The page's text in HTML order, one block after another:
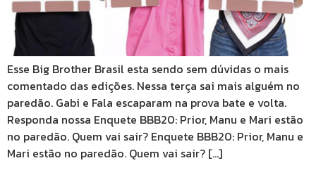
Esse Big Brother Brasil esta sendo sem dúvidas o mais
comentado das edições. Nessa terça sai mais alguém no
paredão. Gabi e Fala escaparam na prova bate e volta.
Responda nossa Enquete BBB20: Prior, Manu e Mari estão
no paredão. Quem vai sair? Enquete BBB20: Prior, Manu e
Mari estão no paredão. Quem vai sair? […]